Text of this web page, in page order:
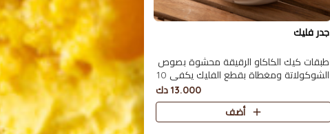
جدر فليك
طبقات كيك الكاكاو الرقيقة محشوة بصوص
الشوكولاتة ومغطاة بقطع الفليك يكفي 10
13.000 دك
أضف